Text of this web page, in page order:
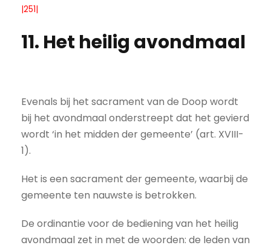
|251|
11. Het heilig avondmaal
Evenals bij het sacrament van de Doop wordt
bij het avondmaal onderstreept dat het gevierd
wordt ‘in het midden der gemeente’ (art. XVIII-
1).
Het is een sacrament der gemeente, waarbij de
gemeente ten nauwste is betrokken.
De ordinantie voor de bediening van het heilig
avondmaal zet in met de woorden: de leden van